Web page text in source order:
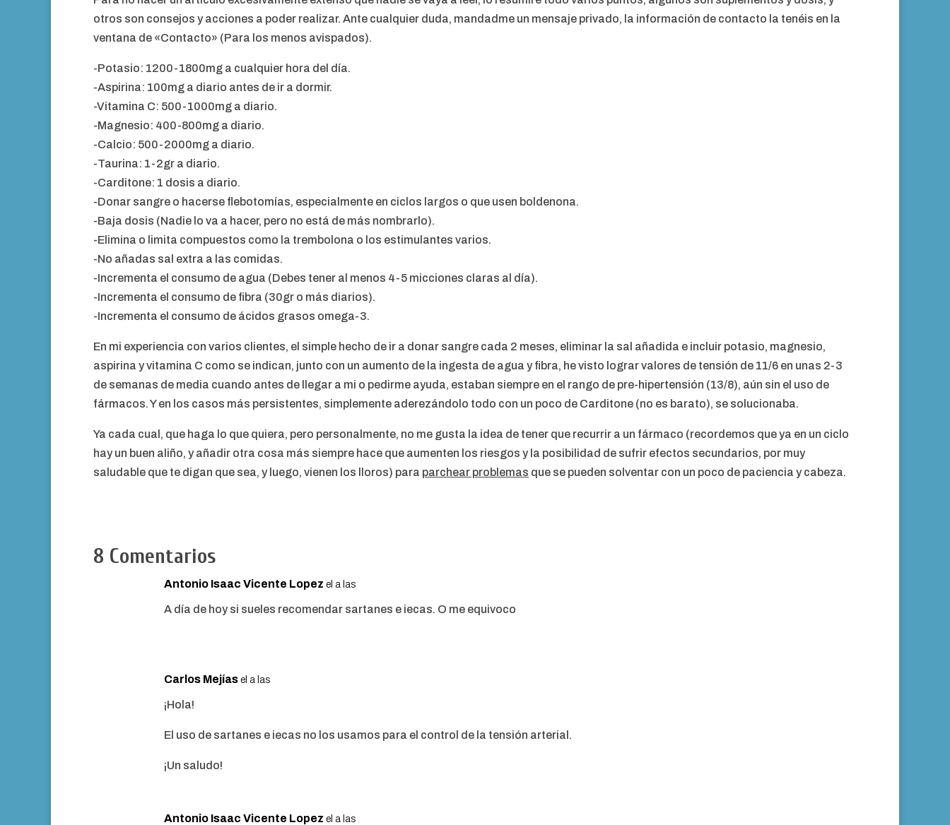
otros son consejos y acciones a poder realizar. Ante cualquier duda, mandadme un mensaje privado, la información de contacto la tenéis en la
ventana de «Contacto» (Para los menos avispados).
-Potasio: 1200-1800mg a cualquier hora del día.
-Aspirina: 100mg a diario antes de ir a dormir.
-Vitamina C: 500-1000mg a diario.
-Magnesio: 400-800mg a diario.
-Calcio: 500-2000mg a diario.
-Taurina: 1-2gr a diario.
-Carditone: 1 dosis a diario.
-Donar sangre o hacerse flebotomías, especialmente en ciclos largos o que usen boldenona.
-Baja dosis (Nadie lo va a hacer, pero no está de más nombrarlo).
-Elimina o limita compuestos como la trembolona o los estimulantes varios.
-No añadas sal extra a las comidas.
-Incrementa el consumo de agua (Debes tener al menos 4-5 micciones claras al día).
-Incrementa el consumo de fibra (30gr o más diarios).
-Incrementa el consumo de ácidos grasos omega-3.
En mi experiencia con varios clientes, el simple hecho de ir a donar sangre cada 2 meses, eliminar la sal añadida e incluir potasio, magnesio,
aspirina y vitamina C como se indican, junto con un aumento de la ingesta de agua y fibra, he visto lograr valores de tensión de 11/6 en unas 2-3
de semanas de media cuando antes de llegar a mi o pedirme ayuda, estaban siempre en el rango de pre-hipertensión (13/8), aún sin el uso de
fármacos. Y en los casos más persistentes, simplemente aderezándolo todo con un poco de Carditone (no es barato), se solucionaba.
Ya cada cual, que haga lo que quiera, pero personalmente, no me gusta la idea de tener que recurrir a un fármaco (recordemos que ya en un ciclo
hay un buen aliño, y añadir otra cosa más siempre hace que aumenten los riesgos y la posibilidad de sufrir efectos secundarios, por muy
saludable que te digan que sea, y luego, vienen los lloros) para parchear problemas que se pueden solventar con un poco de paciencia y cabeza.
8 Comentarios
Antonio Isaac Vicente Lopez el a las
A día de hoy si sueles recomendar sartanes e iecas. O me equivoco
Carlos Mejías el a las
¡Hola!
El uso de sartanes e iecas no los usamos para el control de la tensión arterial.
¡Un saludo!
Antonio Isaac Vicente Lopez el a las